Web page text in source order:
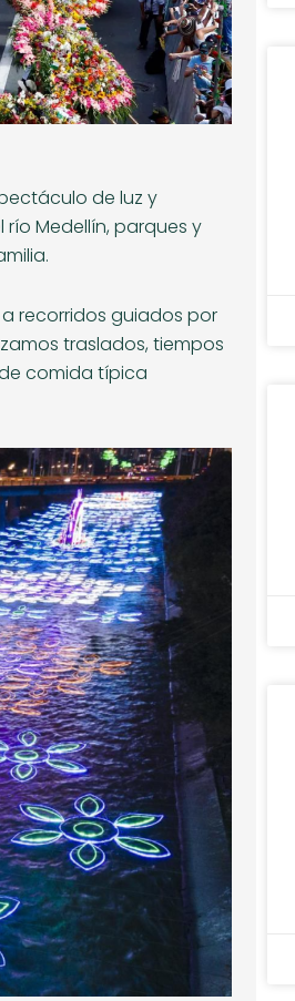
de luz y
Medellín, parques y
recorridos guiados por
traslados, tiempos
comida típica